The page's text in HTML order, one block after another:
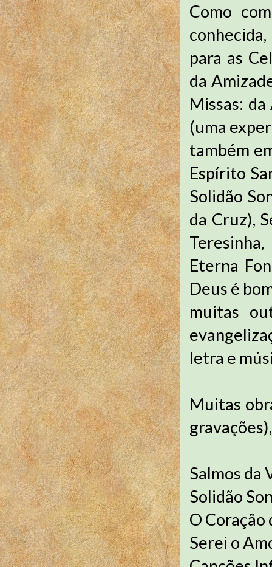
Como
para as
da
Missas:
(uma
também
Espírito
Solidão
da Cruz),
Eterna
Deus é
muitas
letra e
Muitas
Salmos da
Solidão
O Coração
Serei o